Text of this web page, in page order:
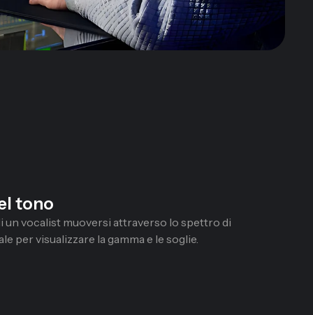
tono
un vocalist muoversi attraverso lo spettro di
per visualizzare la gamma e le soglie.